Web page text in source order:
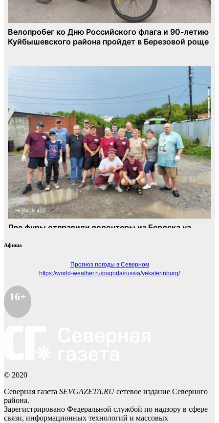
Афиша
Прогноз погоды в Северном
https://world-weather.ru/pogoda/russia/yekaterinburg/
16+
© 2020
Северная газета SEVGAZETA.RUсетевое издание Северного
района.
Зарегистрировано Федеральной службой по надзору в сфере
связи, информационных технологий и массовых